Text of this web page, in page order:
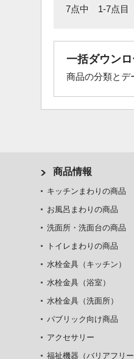
7点中 1-7点目
一括ダウン
商品の分類とデ
商品情報
キッチンまわりの商品
お風呂まわりの商品
洗面所・洗面台の商品
トイレまわりの商品
水栓金具（キッチン）
水栓金具（浴室）
水栓金具（洗面所）
パブリック向け商品
アクセサリー
福祉機器（バリアフリー